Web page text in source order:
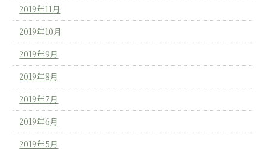
2019年11月
2019年10月
2019年9月
2019年8月
2019年7月
2019年6月
2019年5月